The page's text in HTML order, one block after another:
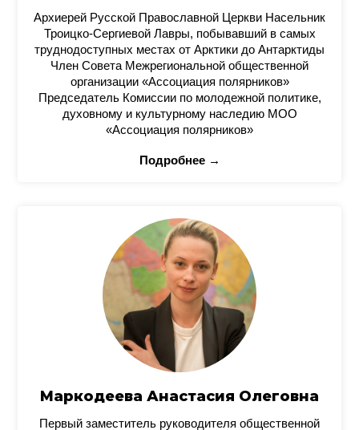
Архиерей Русской Православной Церкви Насельник
Троицко-Сергиевой Лавры, побывавший в самых
труднодоступных местах от Арктики до Антарктиды
Член Совета Межрегиональной общественной
организации «Ассоциация полярников»
Председатель Комиссии по молодежной политике,
духовному и культурному наследию МОО
«Ассоциация полярников»
Подробнее →
Маркодеева Анастасия Олеговна
Первый заместитель руководителя общественной